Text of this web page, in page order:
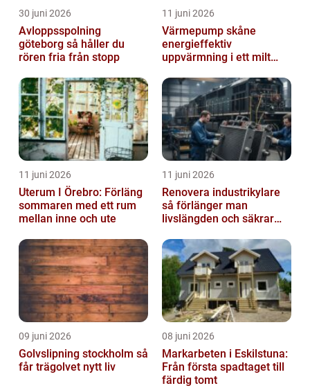
30 juni 2026
Avloppsspolning
göteborg så håller du
rören fria från stopp
11 juni 2026
Värmepump skåne
energieffektiv
uppvärmning i ett milt
11 juni 2026
Uterum I Örebro: Förläng
sommaren med ett rum
mellan inne och ute
11 juni 2026
Renovera industrikylare
så förlänger man
livslängden och säkrar
09 juni 2026
Golvslipning stockholm så
får trägolvet nytt liv
08 juni 2026
Markarbeten i Eskilstuna:
Från första spadtaget till
färdig tomt